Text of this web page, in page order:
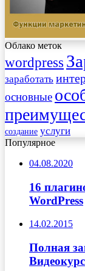
Облако меток
wordpress
заработать
основные
создание услуги
Популярное
04.08.2020
16
WordPress
14.02.2015
Полная